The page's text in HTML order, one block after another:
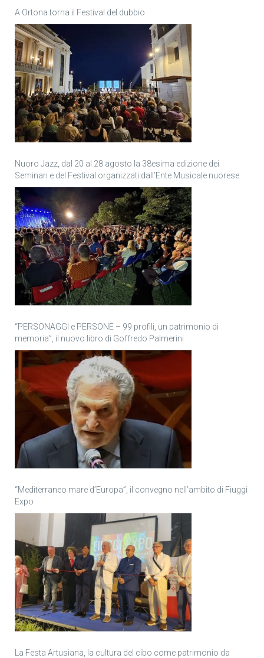
A Ortona torna il Festival del dubbio
Nuoro Jazz, dal 20 al 28 agosto la 38esima edizione dei
Seminari e del Festival organizzati dall’Ente Musicale nuorese
“PERSONAGGI e PERSONE – 99 profili, un patrimonio di
memoria”, il nuovo libro di Goffredo Palmerini
“Mediterraneo mare d’Europa”, il convegno nell’ambito di Fiuggi
Expo
La Festa Artusiana, la cultura del cibo come patrimonio da